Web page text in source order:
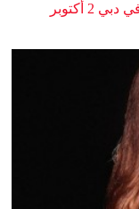
أكتوبر